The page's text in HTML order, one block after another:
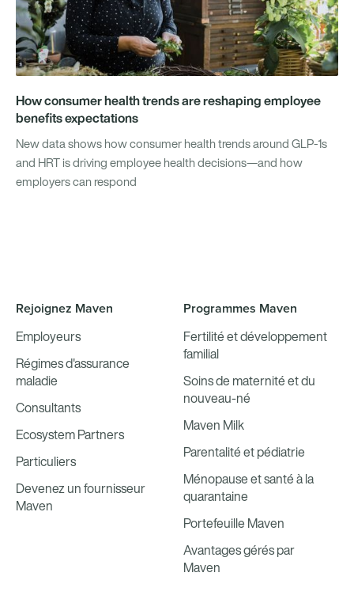
How consumer health trends are reshaping employee
benefits expectations
New data shows how consumer health trends around GLP-1s
and HRT is driving employee health decisions—and how
employers can respond
Rejoignez Maven
Employeurs
Régimes d'assurance
maladie
Consultants
Ecosystem Partners
Particuliers
Devenez un fournisseur
Maven
Programmes Maven
Fertilité et développement
familial
Soins de maternité et du
nouveau-né
Maven Milk
Parentalité et pédiatrie
Ménopause et santé à la
quarantaine
Portefeuille Maven
Avantages gérés par
Maven